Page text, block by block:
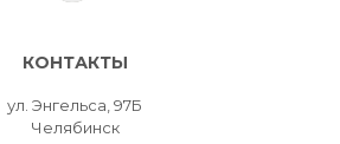
КОНТАКТЫ
ул. Энгельса, 97Б
Челябинск